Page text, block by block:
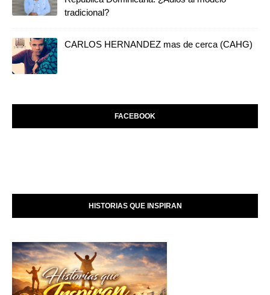
tradicional?
CARLOS HERNANDEZ mas de cerca (CAHG)
FACEBOOK
HISTORIAS QUE INSPIRAN